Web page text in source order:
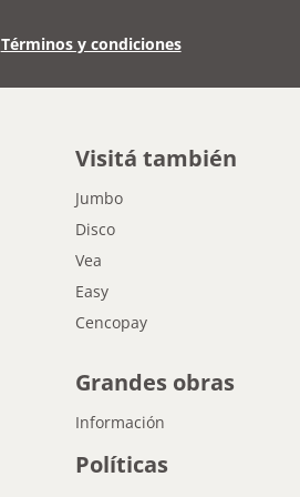
Términos y condiciones
Visitá también
Jumbo
Disco
Vea
Easy
Cencopay
Grandes obras
Información
Políticas